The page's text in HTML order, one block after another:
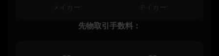
メイカー テイカー
先物取引手数料：